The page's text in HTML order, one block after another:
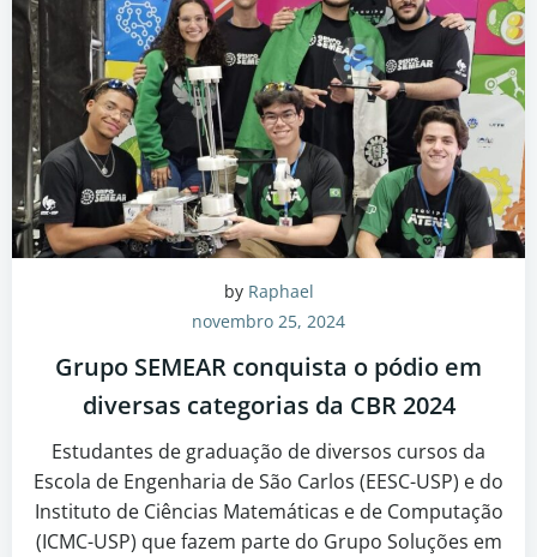
by Raphael
novembro 25, 2024
Grupo SEMEAR conquista o pódio em
diversas categorias da CBR 2024
Estudantes de graduação de diversos cursos da
Escola de Engenharia de São Carlos (EESC-USP) e do
Instituto de Ciências Matemáticas e de Computação
(ICMC-USP) que fazem parte do Grupo Soluções em